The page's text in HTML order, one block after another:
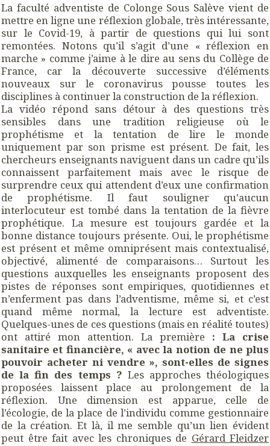
La faculté adventiste de Colonge Sous Salève vient de
mettre en ligne une réflexion globale, très intéressante,
sur le Covid-19, à partir de questions qui lui sont
remontées. Notons qu’il s’agit d’une « réflexion en
marche » comme j’aime à le dire au sens du Collège de
France, car la découverte successive d’éléments
nouveaux sur le coronavirus pousse toutes les
disciplines à continuer la construction de la réflexion.
La vidéo répond sans détour à des questions très
sensibles dans une tradition religieuse où le
prophétisme et la tentation de lire le monde
uniquement par son prisme est présent. De fait, les
chercheurs enseignants naviguent dans un cadre qu’ils
connaissent parfaitement mais avec le risque de
surprendre ceux qui attendent d’eux une confirmation
de prophétisme. Il faut souligner qu'aucun
interlocuteur est tombé dans la tentation de la fièvre
prophétique. La mesure est toujours gardée et la
bonne distance toujours présente. Oui, le prophétisme
est présent et même omniprésent mais contextualisé,
objectivé, alimenté de comparaisons… Surtout les
questions auxquelles les enseignants proposent des
pistes de réponses sont empiriques, quotidiennes et
n’enferment pas dans l’adventisme, même si, et c’est
quand même normal, la lecture est adventiste.
Quelques-unes de ces questions (mais en réalité toutes)
ont attiré mon attention. La première : La crise
sanitaire et financière, « avec la notion de ne plus
pouvoir acheter ni vendre », sont-elles de signes
de la fin des temps ? Les approches théologiques
proposées laissent place au prolongement de la
réflexion. Une dimension est apparue, celle de
l’écologie, de la place de l’individu comme gestionnaire
de la création. Et là, il me semble qu’un lien évident
peut être fait avec les chroniques de Gérard Fleidzer